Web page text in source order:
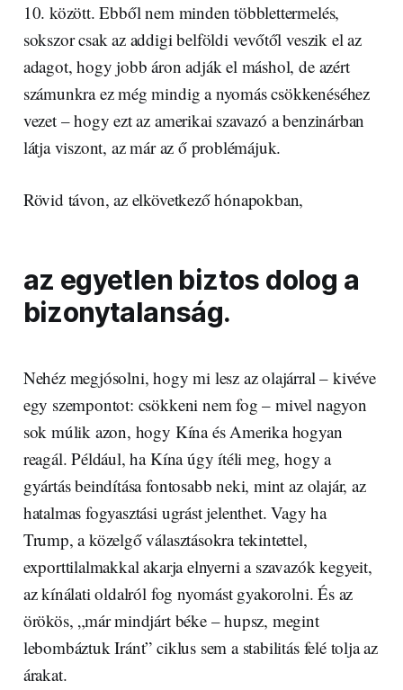
10. között. Ebből nem minden többlettermelés,
sokszor csak az addigi belföldi vevőtől veszik el az
adagot, hogy jobb áron adják el máshol, de azért
számunkra ez még mindig a nyomás csökkenéséhez
vezet – hogy ezt az amerikai szavazó a benzinárban
látja viszont, az már az ő problémájuk.
Rövid távon, az elkövetkező hónapokban,
az egyetlen biztos dolog a
bizonytalanság.
Nehéz megjósolni, hogy mi lesz az olajárral – kivéve
egy szempontot: csökkeni nem fog – mivel nagyon
sok múlik azon, hogy Kína és Amerika hogyan
reagál. Például, ha Kína úgy ítéli meg, hogy a
gyártás beindítása fontosabb neki, mint az olajár, az
hatalmas fogyasztási ugrást jelenthet. Vagy ha
Trump, a közelgő választásokra tekintettel,
exporttilalmakkal akarja elnyerni a szavazók kegyeit,
az kínálati oldalról fog nyomást gyakorolni. És az
örökös, „már mindjárt béke – hupsz, megint
lebombáztuk Iránt” ciklus sem a stabilitás felé tolja az
árakat.